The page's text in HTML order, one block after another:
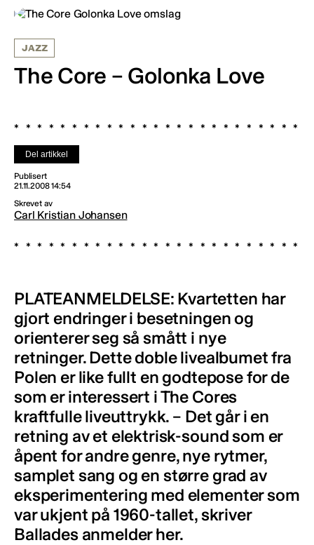
JAZZ
The Core – Golonka Love
Del artikkel
Publisert
21.11.2008 14:54
Skrevet av
Carl Kristian Johansen
PLATEANMELDELSE: Kvartetten har
gjort endringer i besetningen og
orienterer seg så smått i nye
retninger. Dette doble livealbumet fra
Polen er like fullt en godtepose for de
som er interessert i The Cores
kraftfulle liveuttrykk. – Det går i en
retning av et elektrisk-sound som er
åpent for andre genre, nye rytmer,
samplet sang og en større grad av
eksperimentering med elementer som
var ukjent på 1960-tallet, skriver
Ballades anmelder her.